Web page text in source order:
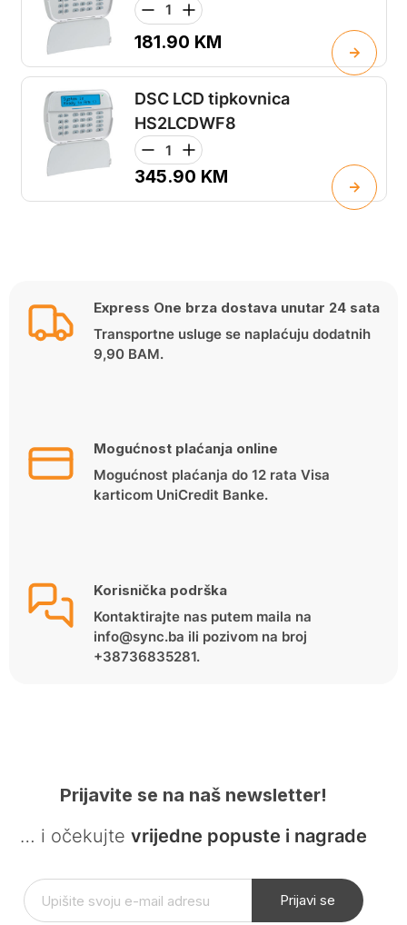
181.90 KM
DSC LCD tipkovnica
HS2LCDWF8
345.90 KM
Express One brza dostava unutar 24 sata
Transportne usluge se naplaćuju dodatnih
9,90 BAM.
Mogućnost plaćanja online
Mogućnost plaćanja do 12 rata Visa
karticom UniCredit Banke.
Korisnička podrška
Kontaktirajte nas putem maila na
info@sync.ba ili pozivom na broj
+38736835281.
Prijavite se na naš newsletter!
… i očekujte vrijedne popuste i nagrade
Prijavi se